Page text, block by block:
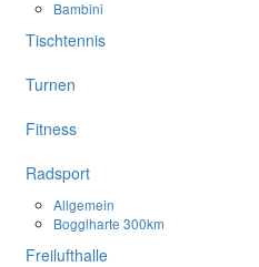
Bambini
Tischtennis
Turnen
Fitness
Radsport
Allgemein
Bogglharte 300km
Freilufthalle